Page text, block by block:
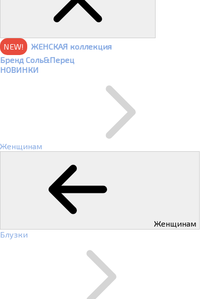
NEW!
ЖЕНСКАЯ коллекция
Бренд Соль&Перец
НОВИНКИ
Женщинам
Женщинам
Блузки